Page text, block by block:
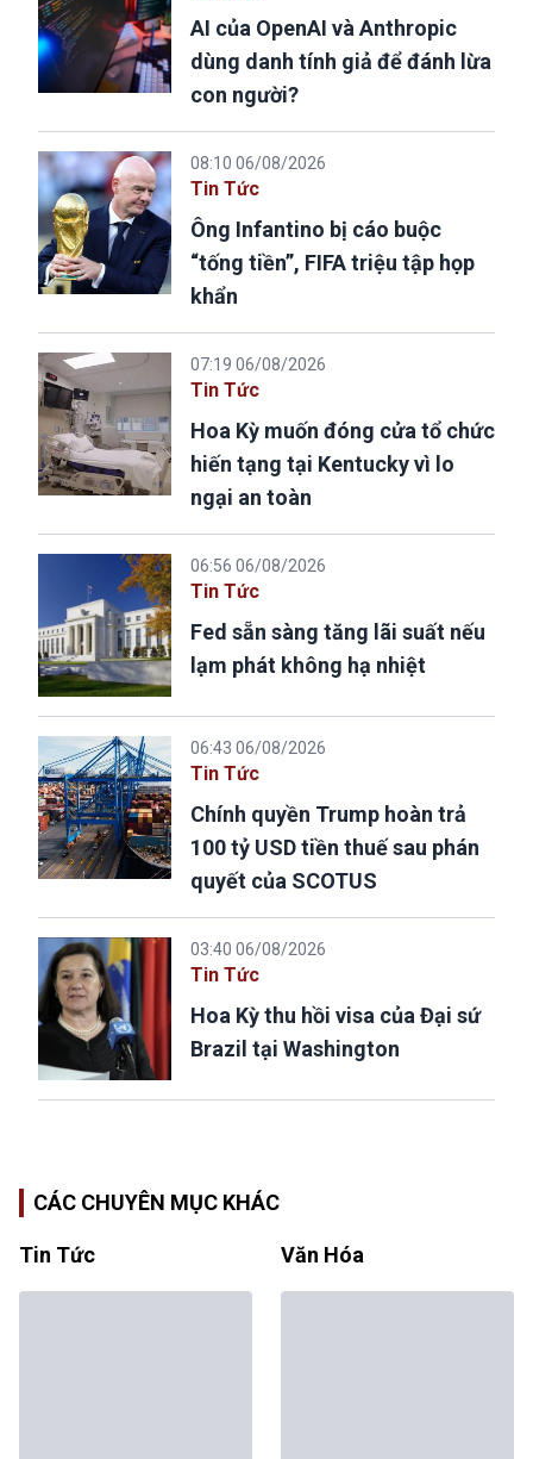
AI của OpenAI và Anthropic
dùng danh tính giả để đánh lừa
con người?
08:10 06/08/2026
Tin Tức
Ông Infantino bị cáo buộc
“tống tiền”, FIFA triệu tập họp
khẩn
07:19 06/08/2026
Tin Tức
Hoa Kỳ muốn đóng cửa tổ chức
hiến tạng tại Kentucky vì lo
ngại an toàn
06:56 06/08/2026
Tin Tức
Fed sẵn sàng tăng lãi suất nếu
lạm phát không hạ nhiệt
06:43 06/08/2026
Tin Tức
Chính quyền Trump hoàn trả
100 tỷ USD tiền thuế sau phán
quyết của SCOTUS
03:40 06/08/2026
Tin Tức
Hoa Kỳ thu hồi visa của Đại sứ
Brazil tại Washington
CÁC CHUYÊN MỤC KHÁC
Tin Tức Văn Hóa